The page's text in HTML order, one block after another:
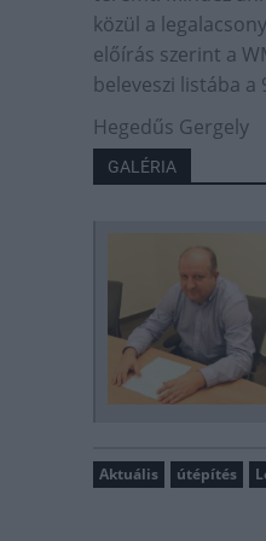
közül a
előírás szerint a
beleveszi listába a
Hegedűs Gergely
GALÉRIA
Aktuális útépítés